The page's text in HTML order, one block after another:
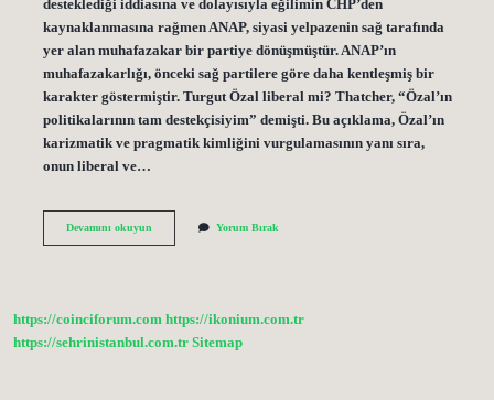
desteklediği iddiasına ve dolayısıyla eğilimin CHP’den
kaynaklanmasına rağmen ANAP, siyasi yelpazenin sağ tarafında
yer alan muhafazakar bir partiye dönüşmüştür. ANAP’ın
muhafazakarlığı, önceki sağ partilere göre daha kentleşmiş bir
karakter göstermiştir. Turgut Özal liberal mi? Thatcher, “Özal’ın
politikalarının tam destekçisiyim” demişti. Bu açıklama, Özal’ın
karizmatik ve pragmatik kimliğini vurgulamasının yanı sıra,
onun liberal ve…
Devamını okuyunTurgut
Yorum Bırak
https://coinciforum.com https://ikonium.com.tr
https://sehrinistanbul.com.tr Sitemap